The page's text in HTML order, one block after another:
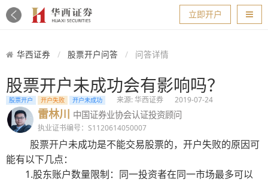
导航
立即开户
华西证券 股票开户问答 问答详情
股票开户未成功会有影响吗？
股票开户 开户失败 开户未成功 来源: 华西证券 2019-07-24
雷林川 中国证券业协会认证投资顾问
执业证书编号：S1120614050007
股票开户未成功是不能交易股票的，开户失败的原因可
能有以下几点：
1.股东账户数量限制：同一投资者在同一市场最多可以